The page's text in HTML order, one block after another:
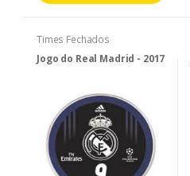
Times Fechados
Jogo do Real Madrid - 2017